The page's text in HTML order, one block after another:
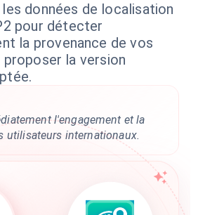
données de localisation
pour détecter
la provenance de vos
la version
l'engagement et la
utilisateurs internationaux.